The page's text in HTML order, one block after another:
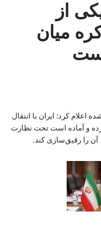
از
میان
اعلام کرد: ایران با انتقال
و آماده است تحت نظارت
آن را رقیق‌سازی کند.